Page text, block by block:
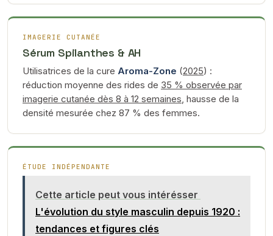
IMAGERIE CUTANÉE
Sérum Spilanthes & AH
Utilisatrices de la cure Aroma-Zone (2025) :
réduction moyenne des rides de 35 % observée par
imagerie cutanée dès 8 à 12 semaines, hausse de la
densité mesurée chez 87 % des femmes.
ÉTUDE INDÉPENDANTE
Cette article peut vous intérésser
L'évolution du style masculin depuis 1920 :
tendances et figures clés